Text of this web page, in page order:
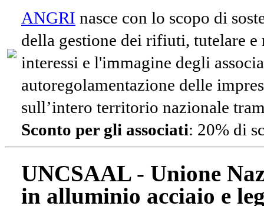
ANGRI nasce con lo scopo di
della gestione dei rifiuti, tutelare e
interessi e l'immagine degli
autoregolamentazione delle
sull’intero territorio nazionale
Sconto per gli associati: 20% di
UNCSAAL - Unione
in alluminio acciaio e